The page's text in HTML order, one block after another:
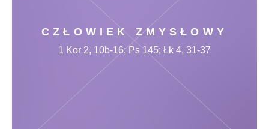
CZŁOWIEK ZMYSŁOWY
1 Kor 2, 10b-16; Ps 145; Łk 4, 31-37